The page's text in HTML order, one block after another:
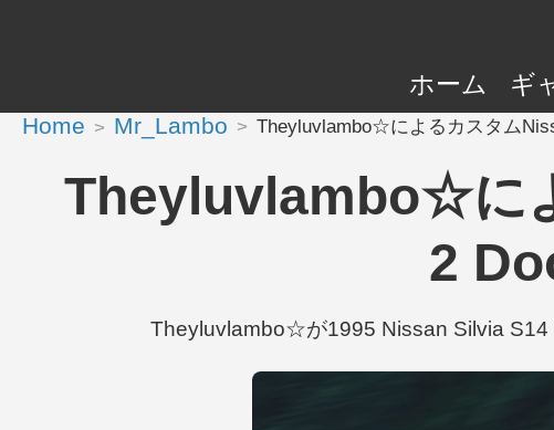
ホーム ギ
Home Mr_Lambo Theyluvlambo☆によるカスタム
Theyluvlambo☆に
2
Theyluvlambo☆が1995 Nissan Silvia